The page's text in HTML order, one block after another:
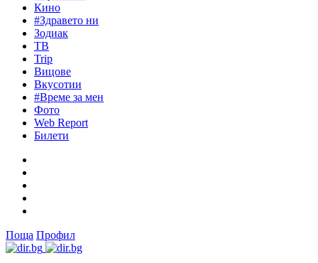
Кино
#Здравето ни
Зодиак
ТВ
Trip
Вицове
Вкусотии
#Време за мен
Фото
Web Report
Билети
Поща Профил